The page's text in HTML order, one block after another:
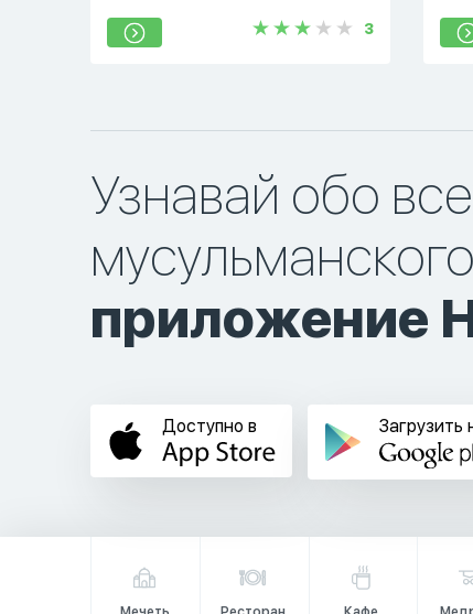
3
Узнавай обо
приложение
Доступно в Загрузить